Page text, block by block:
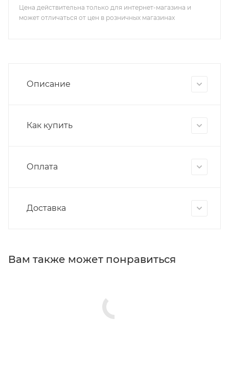
Цена действительна только для интернет-магазина и
может отличаться от цен в розничных магазинах
Описание
Как купить
Оплата
Доставка
Вам также может понравиться